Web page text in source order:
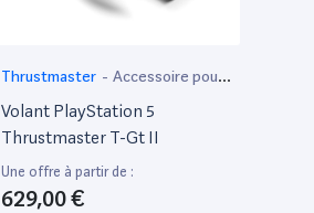
Thrustmaster - Accessoire pour
ordinateur portable
Volant PlayStation 5
Thrustmaster T-Gt II
Une offre à partir de :
629,00 €